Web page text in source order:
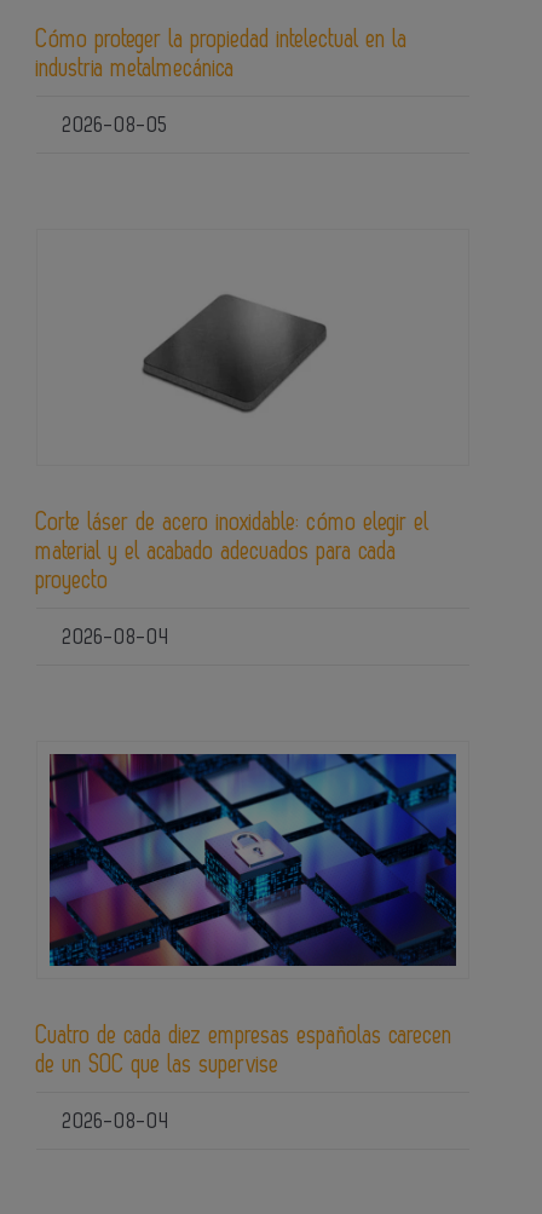
Cómo proteger la propiedad intelectual en la
industria metalmecánica
2026-08-05
Corte láser de acero inoxidable: cómo elegir el
material y el acabado adecuados para cada
proyecto
2026-08-04
Cuatro de cada diez empresas españolas carecen
de un SOC que las supervise
2026-08-04